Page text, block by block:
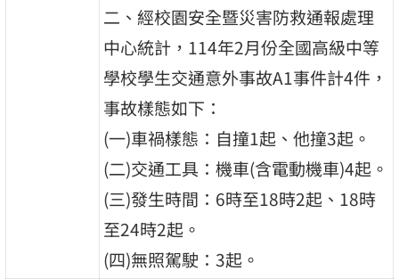
二、經校園安全暨災害防救通報處理
中心統計，114年2月份全國高級中等
學校學生交通意外事故A1事件計4件，
事故樣態如下：
(一)車禍樣態：自撞1起、他撞3起。
(二)交通工具：機車(含電動機車)4起。
(三)發生時間：6時至18時2起、18時
至24時2起。
(四)無照駕駛：3起。